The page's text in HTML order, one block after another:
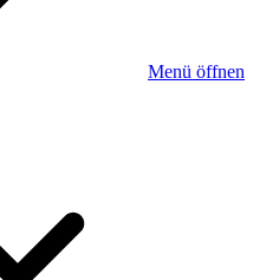
Menü öffnen